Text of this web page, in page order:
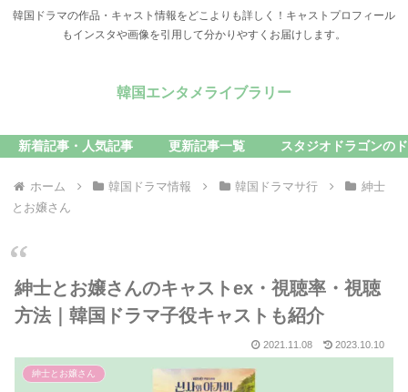
韓国ドラマの作品・キャスト情報をどこよりも詳しく！キャストプロフィール
もインスタや画像を引用して分かりやすくお届けします。
韓国エンタメライブラリー
新着記事・人気記事 更新記事一覧 スタジオドラゴンの
ホーム 韓国ドラマ情報 韓国ドラマサ行
紳士
とお嬢さん
紳士とお嬢さんのキャストex・視聴率・視聴
方法｜韓国ドラマ子役キャストも紹介
2021.11.08 2023.10.10
紳士とお嬢さん